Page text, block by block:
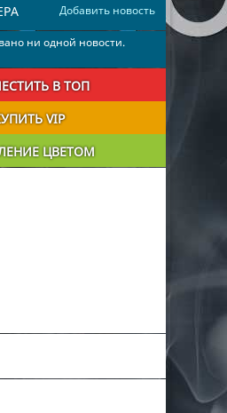
Добавить новость
ни одной новости.
В ТОП
VIP
ЦВЕТОМ